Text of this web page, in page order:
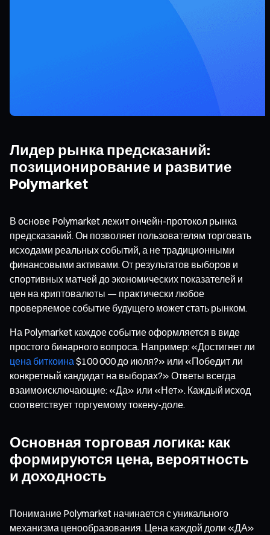
Лидер рынка предсказаний:
позиционирование и развитие
Polymarket
В основе Polymarket лежит ончейн-протокол рынка
предсказаний. Он позволяет пользователям торговать
исходами реальных событий, а не традиционными
финансовыми активами. От результатов выборов и
спортивных матчей до экономических показателей и
цен на криптовалюты — практически любое
проверяемое событие будущего может стать рынком.
На Polymarket каждое событие оформляется в виде
простого бинарного вопроса. Например: «Достигнет ли
цена биткоина $100 000 до июля?» или «Победит ли
конкретный кандидат на выборах?» Ответы всегда
взаимоисключающие: «Да» или «Нет». Каждый исход
соответствует торгуемому токену-доле.
Основная торговая логика: как
формируются цена, вероятность
и доходность
Понимание Polymarket начинается с уникального
механизма ценообразования. Цена каждой доли «ДА»